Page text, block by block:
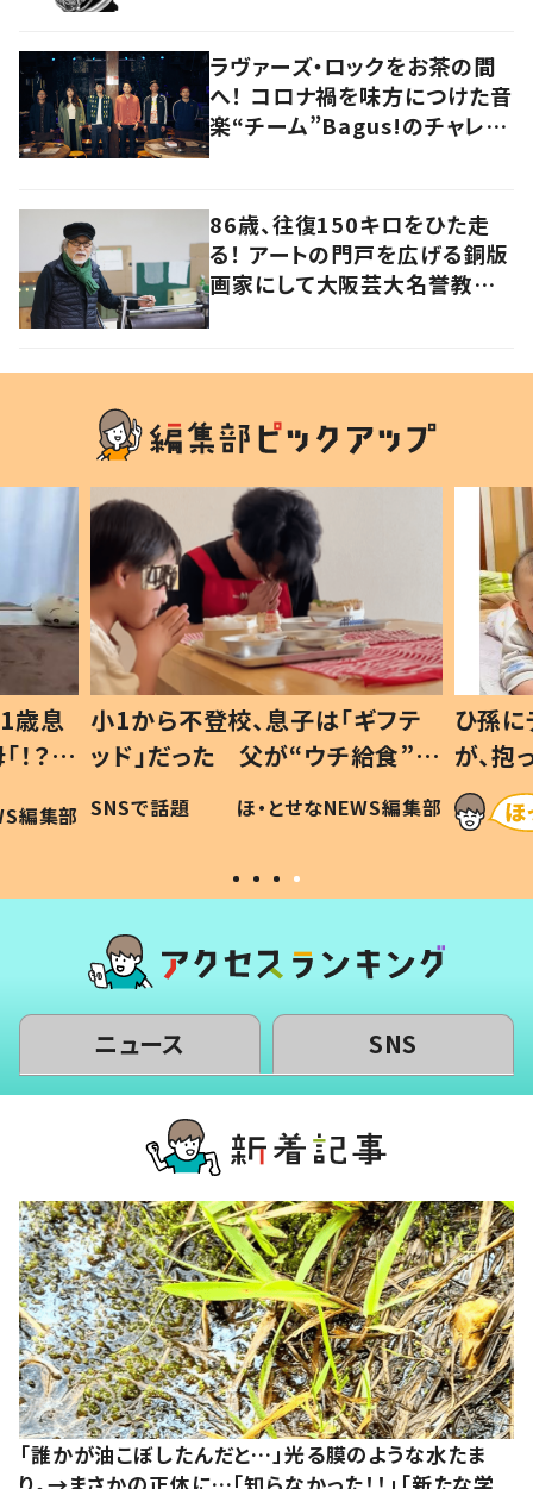
ラヴァーズ・ロックをお茶の間
へ！ コロナ禍を味方につけた音
楽“チーム”Bagus!のチャレン
86歳、往復150キロをひた走
る！ アートの門戸を広げる銅版
画家にして大阪芸大名誉教授・
歳息
？」
編集部
小1から不登校、息子は「ギフテ
ッド」だった 父が“ウチ給食”を
作り続ける理由とは #令和の親
#令和の子
SNSで話題 ほ・とせなNEWS編集部
ひ孫
が、
「涙が
い」
ニュース SNS
「誰かが油こぼしたんだと…」光る膜のような水たま